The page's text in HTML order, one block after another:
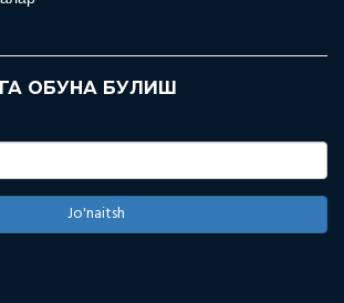
ОБУНА БУЛИШ
Jo'naitsh